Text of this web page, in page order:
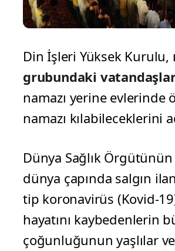
Din İşleri Yüksek Kurulu,
grubundaki
namazı yerine evlerinde
namazı kılabileceklerini
Dünya Sağlık Örgütünün
dünya çapında salgın
tip koronavirüs (Kovid-
hayatını kaybedenlerin
çoğunluğunun yaşlılar